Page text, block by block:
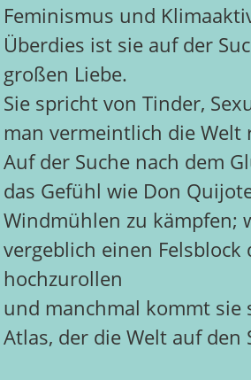
Feminismus und
Überdies ist sie auf der
großen Liebe.
Sie spricht von Tinder,
man vermeintlich die Welt
Auf der Suche nach dem
das Gefühl wie Don
Windmühlen zu kämpfen;
vergeblich einen Felsblock
hochzurollen
und manchmal kommt sie
Atlas, der die Welt auf